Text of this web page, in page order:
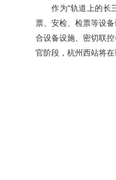
作为“轨道上的长
票、安检、检票等设
合设备设施、密切联
官阶段，杭州西站将在